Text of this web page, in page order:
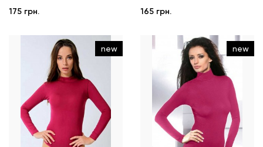
175 грн. 165 грн.
new new